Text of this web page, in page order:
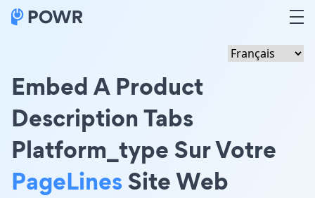
Embed A Product
Description Tabs
Platform_type Sur Votre
PageLinesSite Web